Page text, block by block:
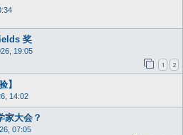
奖
19:05
1 2
】
14:02
家大会？
07:05